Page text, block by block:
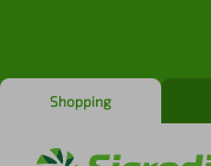
Shopping